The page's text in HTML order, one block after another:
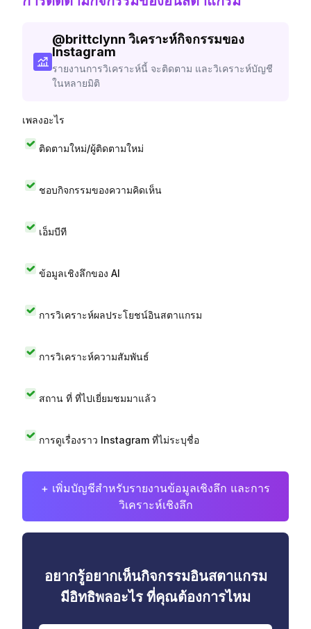
@brittclynn วิเคราะห์กิจกรรมของ
Instagram
รายงานการวิเคราะห์นี้ จะติดตาม และวิเคราะห์บัญชี
ในหลายมิติ
เพลงอะไร
ติดตามใหม่/ผู้ติดตามใหม่
ชอบกิจกรรมของความคิดเห็น
เอ็มบีที
ข้อมูลเชิงลึกของ AI
การวิเคราะห์ผลประโยชน์อินสตาแกรม
การวิเคราะห์ความสัมพันธ์
สถาน ที่ ที่ไปเยี่ยมชมมาแล้ว
การดูเรื่องราว Instagram ที่ไม่ระบุชื่อ
+ เพิ่มบัญชีสำหรับรายงานข้อมูลเชิงลึก และการ
วิเคราะห์เชิงลึก
อยากรู้อยากเห็นกิจกรรมอินสตาแกรม
มีอิทธิพลอะไร ที่คุณต้องการไหม